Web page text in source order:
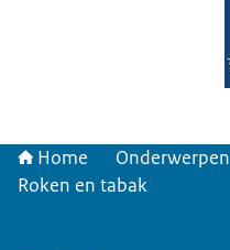
Home Onderwerpen
Roken en tabak